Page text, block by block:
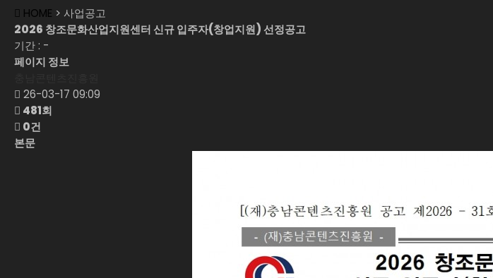
HOME > 사업공고
2026 창조문화산업지원센터 신규 입주자(창업지원) 선정공고
기간 : -
페이지 정보
26-03-17 09:09
481회
0건
본문